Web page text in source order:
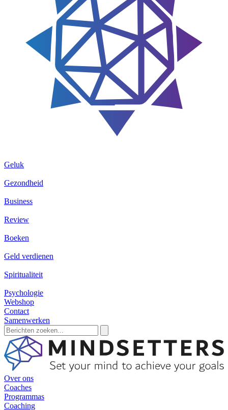
Geluk
Gezondheid
Business
Review
Boeken
Geld verdienen
Spiritualiteit
Psychologie
Webshop
Contact
Samenwerken
Zoeken
naar:
Over ons
Coaches
Programmas
Coaching